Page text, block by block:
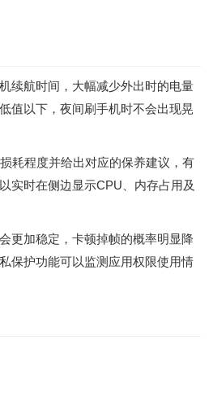
续航时间，大幅减少外出时的电量
值以下，夜间刷手机时不会出现晃
耗程度并给出对应的保养建议，有
实时在侧边显示CPU、内存占用及
更加稳定，卡顿掉帧的概率明显降
保护功能可以监测应用权限使用情